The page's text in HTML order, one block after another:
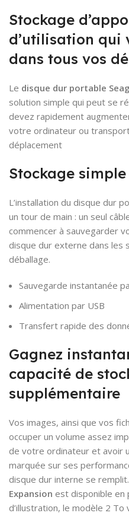
Stockage
d’utilisation qui
dans tous vos
Le disque dur portable
solution simple qui peut se
devez rapidement
votre ordinateur ou
déplacement
Stockage
L’installation du disque dur
un tour de main : un seul
commencer à sauvegarder
disque dur externe dans les
déballage.
Sauvegarde instantanée
Alimentation par USB
Transfert rapide des
Gagnez
capacité de
supplémentaire
Vos images, ainsi que vos
occuper un volume assez
de votre ordinateur et avoir
marquée sur ses
disque dur interne se
Expansion est disponible en
d’illustration, le modèle 2